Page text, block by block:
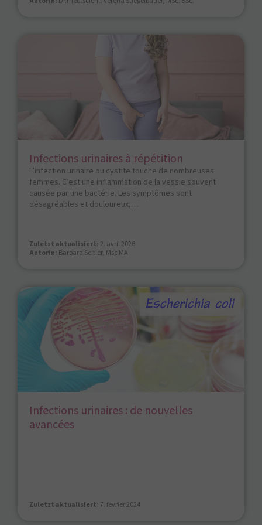
Infections urinaires à répétition
L’infection urinaire ou cystite touche de nombreuses
femmes. C’est une inflammation de la vessie souvent
causée par une bactérie. Les symptômes sont
désagréables et douloureux,…
Zuletzt aktualisiert: 2. avril 2026
Autorin: Barbara Seitler, Msc MA
Infections urinaires : de nouvelles
avancées
Zuletzt aktualisiert: 7. février 2024